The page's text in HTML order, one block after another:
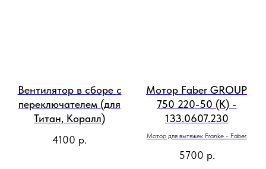
Вентилятор в сборе с
переключателем (для
Титан, Коралл)
4100 р.
Мотор Faber GROUP
750 220-50 (K) -
133.0607.230
Мотор для вытяжек Franke - Faber.
5700 р.